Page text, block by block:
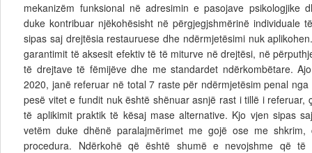
mekanizëm funksional në adresimin e pasojave psikologjike
duke kontribuar njëkohësisht në përgjegjshmërinë individuale
sipas saj drejtësia restauruese dhe ndërmjetësimi nuk
garantimit të aksesit efektiv të të miturve në drejtësi, në
të drejtave të fëmijëve dhe me standardet ndërkombëtare.
2020, janë referuar në total 7 raste për ndërmjetësim penal
pesë vitet e fundit nuk është shënuar asnjë rast i tillë i referuar,
të aplikimit praktik të kësaj mase alternative. Kjo vjen sipas
vetëm duke dhënë paralajmërimet me gojë ose me
procedura. Ndërkohë që është shumë e nevojshme që të